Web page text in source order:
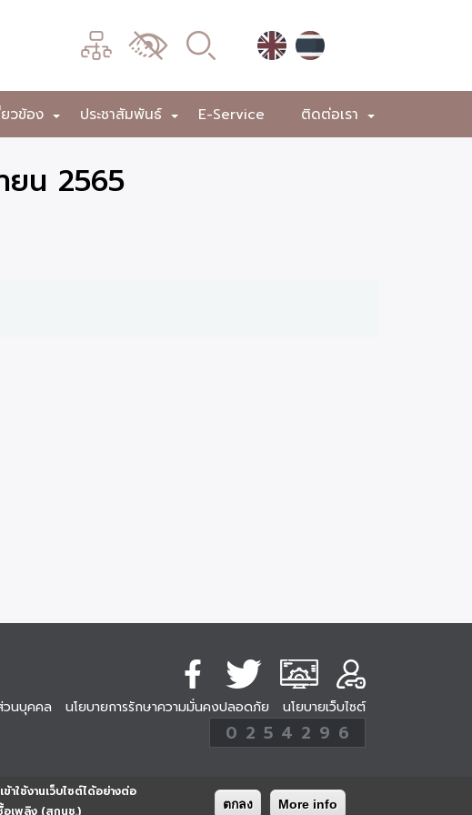
ใช้งานเว็บไซต์ได้อย่างต่อ
อเพลิง (สกนช.)
ตกลง More info
เมนู
เปลี่ยน
ผล
+
วข้อง +
ประชาสัมพันธ์ E-Service +
ติดต่อเรา
ยน 2565
วนบุคคล นโยบายการรักษาความมั่นคงปลอดภัย นโยบายเว็บไซต์
254296
ครั้ง
0 2 5 4 2 9 6